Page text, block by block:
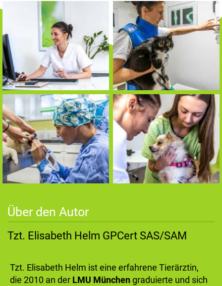
Über den Autor
Tzt. Elisabeth Helm GPCert SAS/SAM
Tzt. Elisabeth Helm ist eine erfahrene Tierärztin,
die 2010 an der LMU Münchengraduierte und sich